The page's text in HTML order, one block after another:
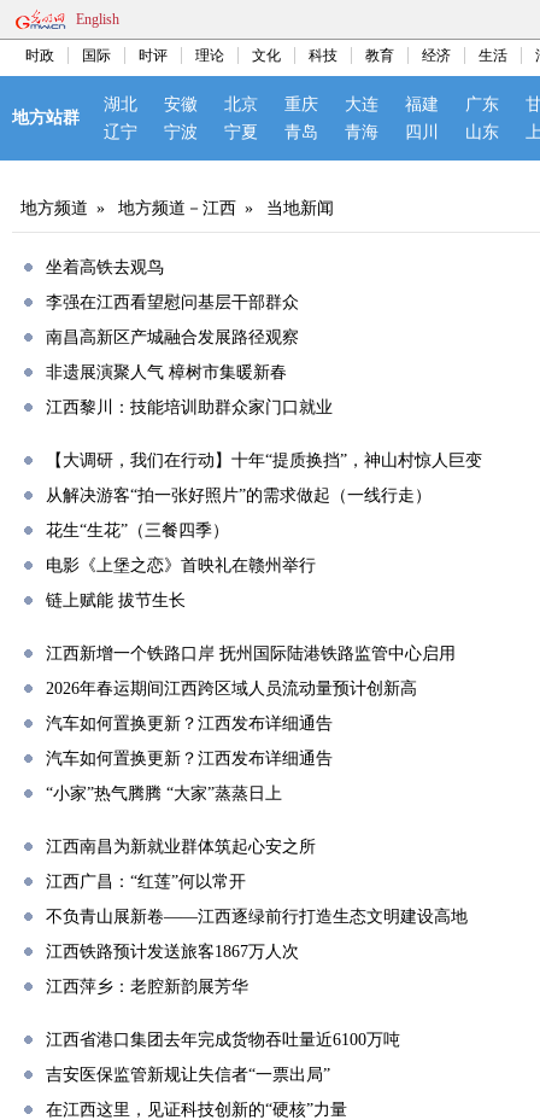
English
时政 国际 时评 理论 文化 科技 教育 经济 生活
地方站群
湖北 安徽 北京 重庆 大连 福建 广东
辽宁
宁波 宁夏 青岛 青海 四川 山东
地方频道 » 地方频道－江西 » 当地新闻
坐着高铁去观鸟
李强在江西看望慰问基层干部群众
南昌高新区产城融合发展路径观察
非遗展演聚人气 樟树市集暖新春
江西黎川：技能培训助群众家门口就业
【大调研，我们在行动】十年“提质换挡”，神山村惊人巨变
从解决游客“拍一张好照片”的需求做起（一线行走）
花生“生花”（三餐四季）
电影《上堡之恋》首映礼在赣州举行
链上赋能 拔节生长
江西新增一个铁路口岸 抚州国际陆港铁路监管中心启用
2026年春运期间江西跨区域人员流动量预计创新高
汽车如何置换更新？江西发布详细通告
汽车如何置换更新？江西发布详细通告
“小家”热气腾腾 “大家”蒸蒸日上
江西南昌为新就业群体筑起心安之所
江西广昌：“红莲”何以常开
不负青山展新卷——江西逐绿前行打造生态文明建设高地
江西铁路预计发送旅客1867万人次
江西萍乡：老腔新韵展芳华
江西省港口集团去年完成货物吞吐量近6100万吨
吉安医保监管新规让失信者“一票出局”
在江西这里，见证科技创新的“硬核”力量